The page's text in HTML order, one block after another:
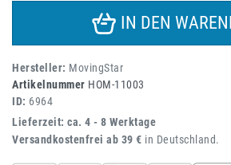
IN DEN
Hersteller: MovingStar
Artikelnummer HOM-11003
ID: 6964
Lieferzeit: ca. 4 - 8 Werktage
Versandkostenfrei ab 39 € in Deutschland.